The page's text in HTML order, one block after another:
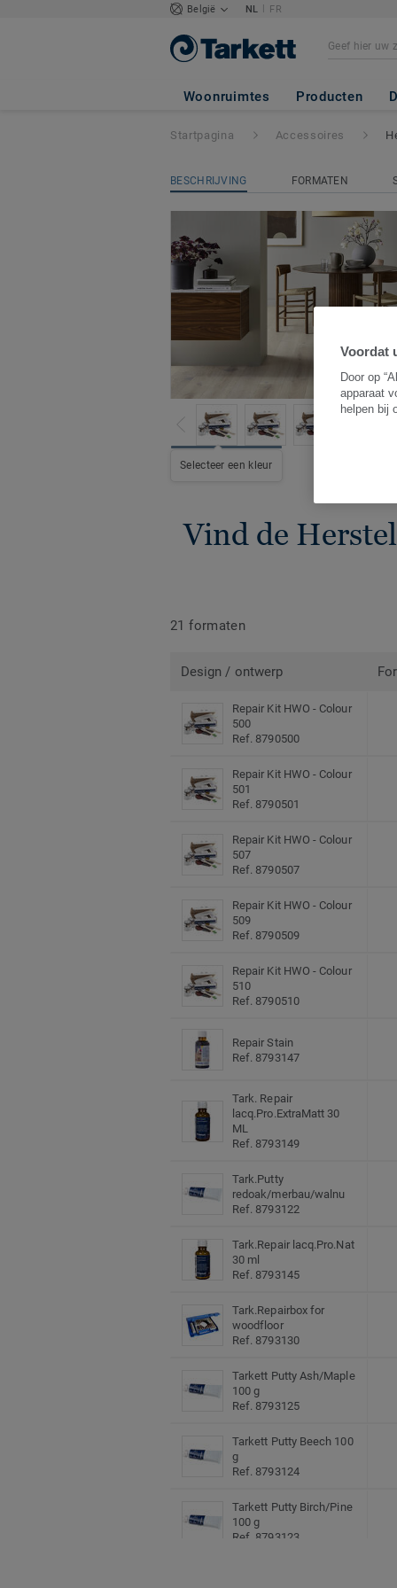
België NL | FR
Woonruimtes Producten
Herstel
Startpagina Accessoires
BESCHRIJVING FORMATEN
Selecteer een kleur
Vind de
21 formaten
Design / ontwerp
Repair Kit HWO - Colour
500
Ref. 8790500
Repair Kit HWO - Colour
501
Ref. 8790501
Repair Kit HWO - Colour
507
Ref. 8790507
Repair Kit HWO - Colour
509
Ref. 8790509
Repair Kit HWO - Colour
510
Ref. 8790510
Repair Stain
Ref. 8793147
Tark. Repair
lacq.Pro.ExtraMatt 30
ML
Ref. 8793149
Tark.Putty
redoak/merbau/walnu
Ref. 8793122
Tark.Repair lacq.Pro.Nat
30 ml
Ref. 8793145
Tark.Repairbox for
woodfloor
Ref. 8793130
Tarkett Putty Ash/Maple
100 g
Ref. 8793125
Tarkett Putty Beech 100
g
Ref. 8793124
Tarkett Putty Birch/Pine
100 g
Ref. 8793123
Voordat
Door op
apparaat
helpen bij